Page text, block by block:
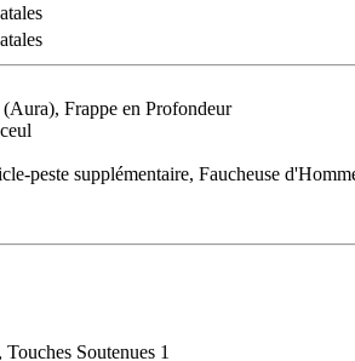
Frappe en Profondeur
peste supplémentaire, Faucheuse
Soutenues 1